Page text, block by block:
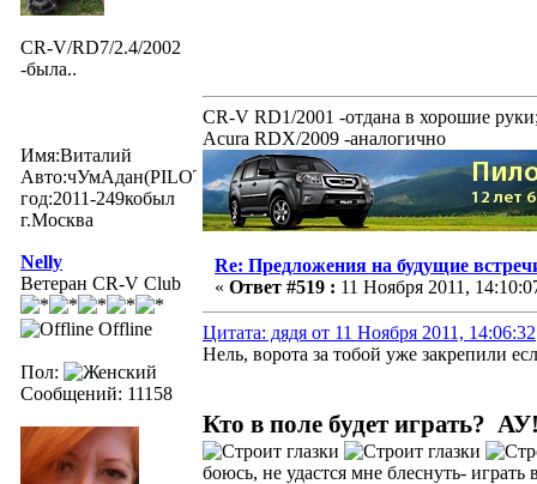
CR-V/RD7/2.4/2002
-была..
Имя:Виталий
Авто:чУмАдан(PILOTexe)
год:2011-249кобыл
г.Москва
CR-V RD1/2001 -отдана в хорошие
Acura RDX/2009 -аналогично
Nelly
Ветеран CR-V Club
Offline
Пол:
Сообщений: 11158
Re: Предложения на будущие
« Ответ #519 : 11 Ноября 2011,
Цитата: дядя от 11 Ноября 2011, 14:06:32
Нель, ворота за тобой уже закрепили
Кто в поле будет играть?
боюсь, не удастся мне блеснуть-